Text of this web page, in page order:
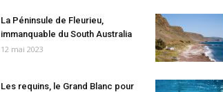
La Péninsule de Fleurieu,
immanquable du South Australia
12 mai 2023
Les requins, le Grand Blanc pour